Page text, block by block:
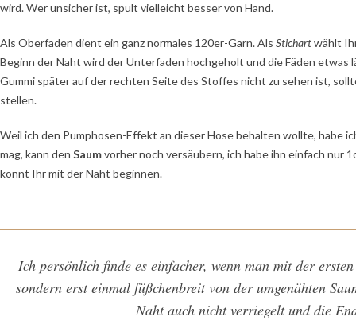
wird. Wer unsicher ist, spult vielleicht besser von Hand.
Als Oberfaden dient ein ganz normales 120er-Garn. Als Stichartwählt
Beginn der Naht wird der Unterfaden hochgeholt und die Fäden etwas
Gummi später auf der rechten Seite des Stoffes nicht zu sehen ist,
stellen.
Weil ich den Pumphosen-Effekt an dieser Hose behalten wollte, habe
mag, kann den Saumvorher noch versäubern, ich habe ihn einfach nur
könnt Ihr mit der Naht beginnen.
Ich persönlich finde es einfacher, wenn man mit der
sondern erst einmal füßchenbreit von der umgenähten
Naht auch nicht verriegelt und die